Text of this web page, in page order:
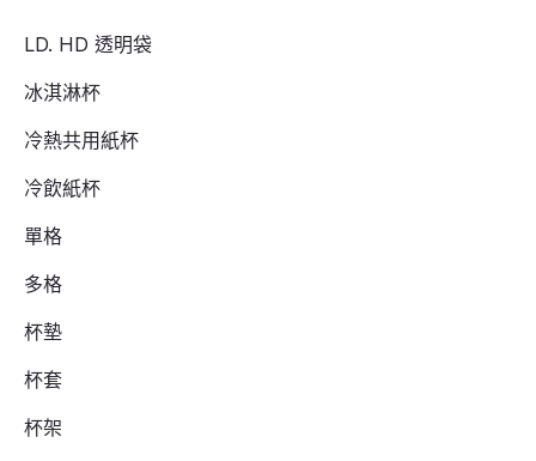
LD. HD 透明袋
冰淇淋杯
冷熱共用紙杯
冷飲紙杯
單格
多格
杯墊
杯套
杯架